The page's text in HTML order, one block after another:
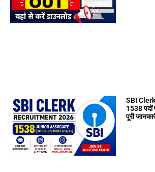
SBI
1538
पूरी